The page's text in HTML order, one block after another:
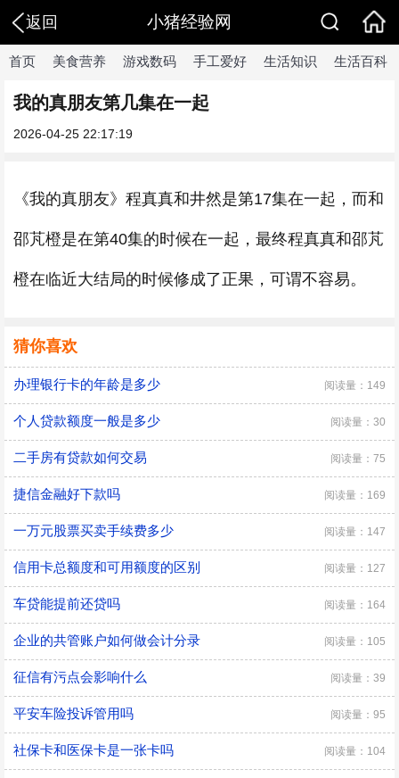
返回 小猪经验网
首页 美食营养 游戏数码 手工爱好 生活知识 生活百科
我的真朋友第几集在一起
2026-04-25 22:17:19
《我的真朋友》程真真和井然是第17集在一起，而和
邵芃橙是在第40集的时候在一起，最终程真真和邵芃
橙在临近大结局的时候修成了正果，可谓不容易。
猜你喜欢
办理银行卡的年龄是多少 阅读量：149
个人贷款额度一般是多少 阅读量：30
二手房有贷款如何交易 阅读量：75
捷信金融好下款吗 阅读量：169
一万元股票买卖手续费多少 阅读量：147
信用卡总额度和可用额度的区别 阅读量：127
车贷能提前还贷吗 阅读量：164
企业的共管账户如何做会计分录 阅读量：105
征信有污点会影响什么 阅读量：39
平安车险投诉管用吗 阅读量：95
社保卡和医保卡是一张卡吗 阅读量：104